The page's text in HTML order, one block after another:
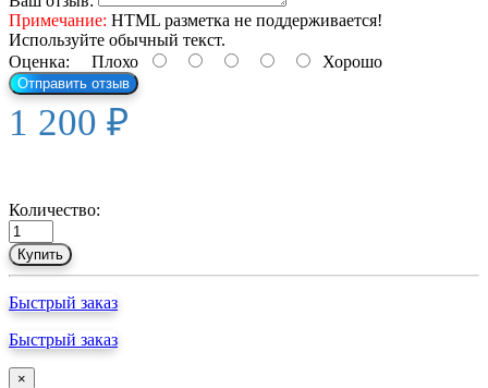
Примечание: HTML разметка не поддерживается!
Используйте обычный текст.
Оценка: Плохо Хорошо
Отправить отзыв
1 200 ₽
Количество:
Купить
Быстрый заказ
Быстрый заказ
×